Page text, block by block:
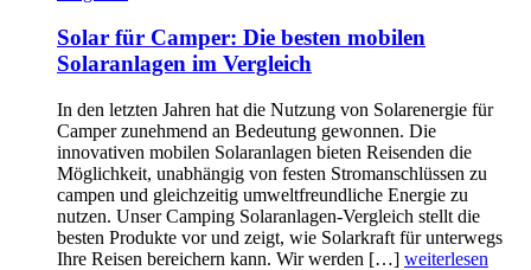
Solar für Camper: Die besten mobilen
Solaranlagen im Vergleich
In den letzten Jahren hat die Nutzung von Solarenergie für
Camper zunehmend an Bedeutung gewonnen. Die
innovativen mobilen Solaranlagen bieten Reisenden die
Möglichkeit, unabhängig von festen Stromanschlüssen zu
campen und gleichzeitig umweltfreundliche Energie zu
nutzen. Unser Camping Solaranlagen-Vergleich stellt die
besten Produkte vor und zeigt, wie Solarkraft für unterwegs
Ihre Reisen bereichern kann. Wir werden […] weiterlesen